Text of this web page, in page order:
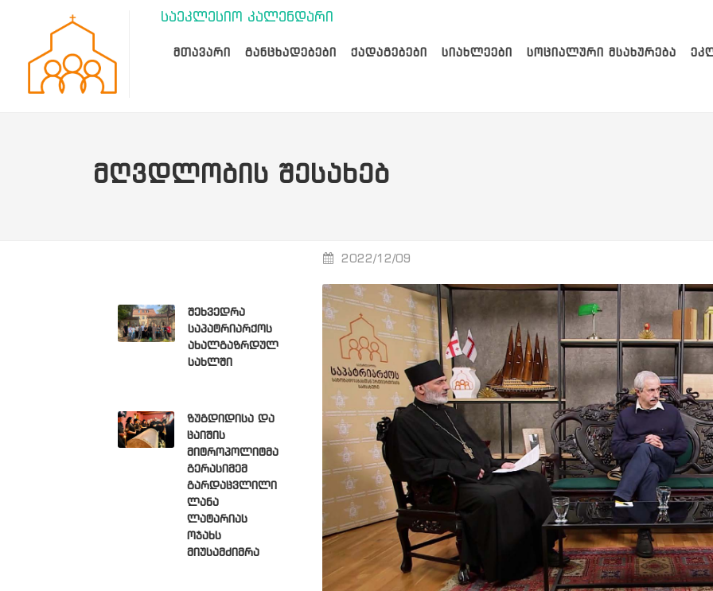
საეკლესიო კალენდარი
ᲛᲗᲐᲕᲐᲠᲘ ᲒᲐᲜᲪᲮᲐᲓᲔᲑᲔᲑᲘ ᲥᲐᲓᲐᲒᲔᲑᲔᲑᲘ ᲡᲘᲐᲮᲚᲔᲔᲑᲘ ᲡᲝᲪᲘᲐᲚᲣᲠᲘ ᲛᲡᲐᲮᲣᲠᲔᲑᲐ
ᲛᲦᲕᲓᲚᲝᲑᲘᲡ ᲨᲔᲡᲐᲮᲔᲑ
2022/12/09
შეხვედრა
საპატრიარქოს
ახალგაზრდულ
სახლში
ზუგდიდისა და
ცაიშის
მიტროპოლიტმა
გერასიმემ
გარდაცვლილი
ლანა
ლატარიას
ოჯახს
მიუსამძიმრა